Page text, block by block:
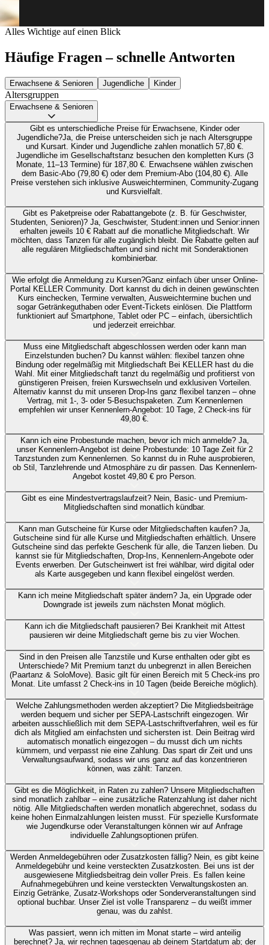
Alles Wichtige auf einen Blick
Häufige Fragen – schnelle Antworten
Erwachsene & Senioren Jugendliche Kinder
Altersgruppen
Erwachsene & Senioren
Gibt es unterschiedliche Preise für Erwachsene, Kinder oder
Jugendliche?Ja, die Preise unterscheiden sich je nach Altersgruppe
und Kursart. Kinder und Jugendliche zahlen monatlich 57,80 €.
Jugendliche im Gesellschaftstanz besuchen den kompletten Kurs (3
Monate, 11–13 Termine) für 187,80 €. Erwachsene wählen zwischen
dem Basic-Abo (79,80 €) oder dem Premium-Abo (104,80 €). Alle
Preise verstehen sich inklusive Ausweichterminen, Community-Zugang
und Kursvielfalt.
Gibt es Paketpreise oder Rabattangebote (z. B. für Geschwister,
Studenten, Senioren)? Ja, Geschwister, Student:innen und Senior:innen
erhalten jeweils 10 € Rabatt auf die monatliche Mitgliedschaft. Wir
möchten, dass Tanzen für alle zugänglich bleibt. Die Rabatte gelten auf
alle regulären Mitgliedschaften und sind nicht mit Sonderaktionen
kombinierbar.
Wie erfolgt die Anmeldung zu Kursen?Ganz einfach über unser Online-
Portal KELLER Community. Dort kannst du dich in deinen gewünschten
Kurs einchecken, Termine verwalten, Ausweichtermine buchen und
sogar Getränkeguthaben oder Event-Tickets einlösen. Die Plattform
funktioniert auf Smartphone, Tablet oder PC – einfach, übersichtlich
und jederzeit erreichbar.
Muss eine Mitgliedschaft abgeschlossen werden oder kann man
Einzelstunden buchen? Du kannst wählen: flexibel tanzen ohne
Bindung oder regelmäßig mit Mitgliedschaft Bei KELLER hast du die
Wahl. Mit einer Mitgliedschaft tanzt du regelmäßig und profitierst von
günstigeren Preisen, freien Kurswechseln und exklusiven Vorteilen.
Alternativ kannst du mit unseren Drop-Ins ganz flexibel tanzen – ohne
Vertrag, mit 1-, 3- oder 5-Besuchspaketen. Zum Kennenlernen
empfehlen wir unser Kennenlern-Angebot: 10 Tage, 2 Check-ins für
49,80 €.
Kann ich eine Probestunde machen, bevor ich mich anmelde? Ja,
unser Kennenlern-Angebot ist deine Probestunde: 10 Tage Zeit für 2
Tanzstunden zum Kennenlernen. So kannst du in Ruhe ausprobieren,
ob Stil, Tanzlehrende und Atmosphäre zu dir passen. Das Kennenlern-
Angebot kostet 49,80 € pro Person.
Gibt es eine Mindestvertragslaufzeit? Nein, Basic- und Premium-
Mitgliedschaften sind monatlich kündbar.
Kann man Gutscheine für Kurse oder Mitgliedschaften kaufen? Ja,
Gutscheine sind für alle Kurse und Mitgliedschaften erhältlich. Unsere
Gutscheine sind das perfekte Geschenk für alle, die Tanzen lieben. Du
kannst sie für Mitgliedschaften, Drop-Ins, Kennenlern-Angebote oder
Events erwerben. Der Gutscheinwert ist frei wählbar, wird digital oder
als Karte ausgegeben und kann flexibel eingelöst werden.
Kann ich meine Mitgliedschaft später ändern? Ja, ein Upgrade oder
Downgrade ist jeweils zum nächsten Monat möglich.
Kann ich die Mitgliedschaft pausieren? Bei Krankheit mit Attest
pausieren wir deine Mitgliedschaft gerne bis zu vier Wochen.
Sind in den Preisen alle Tanzstile und Kurse enthalten oder gibt es
Unterschiede? Mit Premium tanzt du unbegrenzt in allen Bereichen
(Paartanz & SoloMove). Basic gilt für einen Bereich mit 5 Check-ins pro
Monat. Lite umfasst 2 Check-ins in 10 Tagen (beide Bereiche möglich).
Welche Zahlungsmethoden werden akzeptiert? Die Mitgliedsbeiträge
werden bequem und sicher per SEPA-Lastschrift eingezogen. Wir
arbeiten ausschließlich mit dem SEPA-Lastschriftverfahren, weil es für
dich als Mitglied am einfachsten und sichersten ist. Dein Beitrag wird
automatisch monatlich eingezogen – du musst dich um nichts
kümmern, und verpasst nie eine Zahlung. Das spart dir Zeit und uns
Verwaltungsaufwand, sodass wir uns ganz auf das konzentrieren
können, was zählt: Tanzen.
Gibt es die Möglichkeit, in Raten zu zahlen? Unsere Mitgliedschaften
sind monatlich zahlbar – eine zusätzliche Ratenzahlung ist daher nicht
nötig. Alle Mitgliedschaften werden monatlich abgerechnet, sodass du
keine hohen Einmalzahlungen leisten musst. Für spezielle Kursformate
wie Jugendkurse oder Veranstaltungen können wir auf Anfrage
individuelle Zahlungsoptionen prüfen.
Werden Anmeldegebühren oder Zusatzkosten fällig? Nein, es gibt keine
Anmeldegebühr und keine versteckten Zusatzkosten. Bei uns ist der
ausgewiesene Mitgliedsbeitrag dein voller Preis. Es fallen keine
Aufnahmegebühren und keine versteckten Verwaltungskosten an.
Einzig Getränke, Zusatz-Workshops oder Sonderveranstaltungen sind
optional buchbar. Unser Ziel ist volle Transparenz – du weißt immer
genau, was du zahlst.
Was passiert, wenn ich mitten im Monat starte – wird anteilig
berechnet? Ja, wir rechnen tagesgenau ab deinem Startdatum ab; der